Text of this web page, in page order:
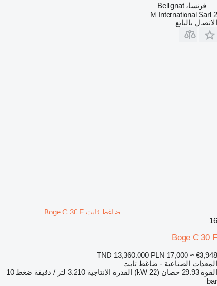
فرنسا، Bellignat
2 M International Sarl
الاتصال بالبائع
ضاغط ثابت Boge C 30 F
16
Boge C 30 F
TND 13,360.000 PLN 17,000 ≈ €3,948
المعدات الصناعية - ضاغط ثابت
القوة 29.93 حصان (22 kW) القدرة الإنتاجية 3.210 لتر / دقيقة ضغط 10
bar